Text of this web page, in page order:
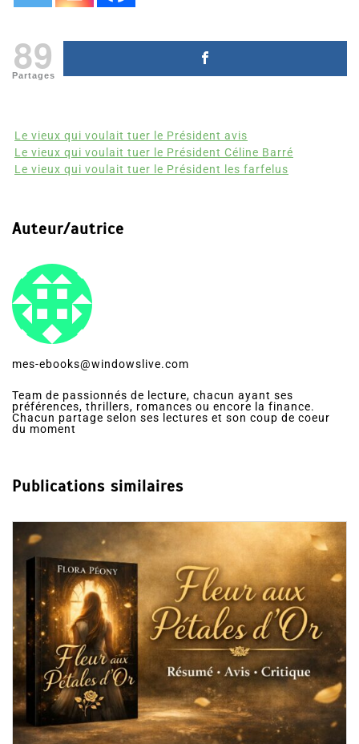
89
Partages
Le vieux qui voulait tuer le Président avis
Le vieux qui voulait tuer le Président Céline Barré
Le vieux qui voulait tuer le Président les farfelus
Auteur/autrice
mes-ebooks@windowslive.com
Team de passionnés de lecture, chacun ayant ses
préférences, thrillers, romances ou encore la finance.
Chacun partage selon ses lectures et son coup de coeur
du moment
Publications similaires